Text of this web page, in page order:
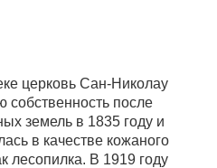
церковь Сан-Николау
собственность после
земель в 1835 году и
в качестве кожаного
лесопилка. В 1919 году